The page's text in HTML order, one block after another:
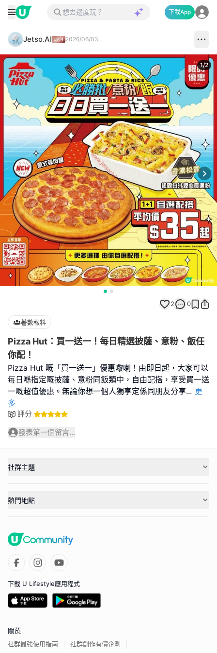
下載App
Jetso.AI 2026/06/03
1/2
2 0
著數報料
Pizza Hut：買一送一！每日精選披薩、意粉、飯任
你配！
Pizza Hut 嘅「買一送一」優惠嚟喇！由即日起，大家可以
每日喺指定嘅披薩、意粉同飯類中，自由配搭，享受買一送
一嘅超值優惠。無論你想一個人獨享定係同朋友分享... 更
多
評分
發表第一個留言...
社群主題
熱門地點
下載 U Lifestyle應用程式
關於
社群最強使用指南 社群創作有價企劃